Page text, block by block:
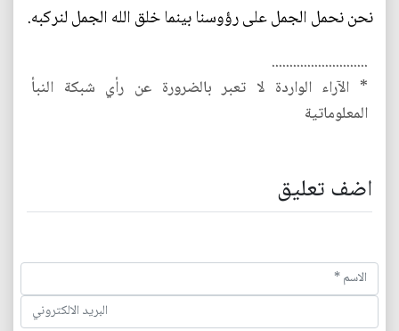
نحن نحمل الجمل على رؤوسنا بينما خلق الله الجمل لنركبه.
...........................
* الآراء الواردة لا تعبر بالضرورة عن رأي شبكة النبأ
المعلوماتية
اضف تعليق